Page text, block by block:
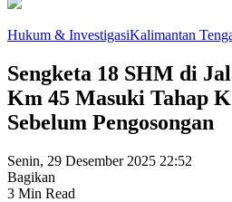
Hukum & InvestigasiKalimantan
Sengketa 18 SHM di
Km 45 Masuki Tahap
Sebelum Pengosongan
Senin, 29 Desember 2025 22:52
Bagikan
3 Min Read